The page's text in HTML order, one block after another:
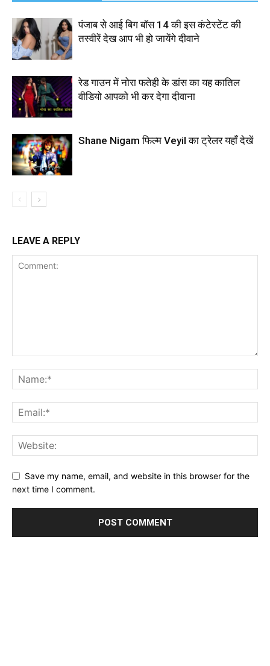
पंजाब से आई बिग बॉस 14 की इस कंटेस्टेंट की
तस्वीरें देख आप भी हो जायेंगे दीवाने
रेड गाउन में नोरा फतेही के डांस का यह कातिल
वीडियो आपको भी कर देगा दीवाना
Shane Nigam फिल्म Veyil का ट्रेलर यहाँ देखें
LEAVE A REPLY
Save my name, email, and website in this browser for the
next time I comment.